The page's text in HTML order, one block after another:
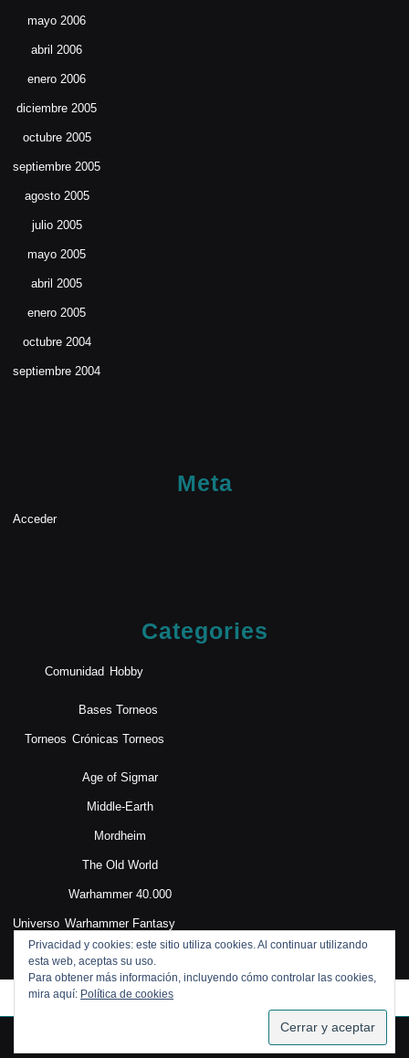
mayo 2006
abril 2006
enero 2006
diciembre 2005
octubre 2005
septiembre 2005
agosto 2005
julio 2005
mayo 2005
abril 2005
enero 2005
octubre 2004
septiembre 2004
Meta
Acceder
Categories
Comunidad Hobby
Torneos
Bases Torneos
Crónicas Torneos
Universo
Age of Sigmar
Middle-Earth
Mordheim
The Old World
Warhammer 40.000
Warhammer Fantasy
By VWThemes
SUSCRIBIRSE
Privacidad y cookies: este sitio utiliza cookies. Al continuar utilizando
esta web, aceptas su uso.
Para obtener más información, incluyendo cómo controlar las cookies,
mira aquí: Política de cookies